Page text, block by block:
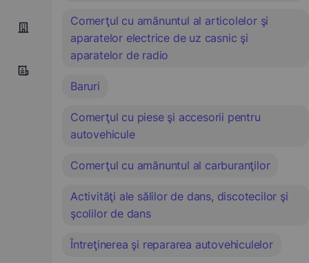
Comerţul cu amănuntul al articolelor şi
aparatelor electrice de uz casnic şi
aparatelor de radio
Baruri
Comerţul cu piese şi accesorii pentru
autovehicule
Comerţul cu amănuntul al carburanţilor
Activităţi ale sălilor de dans, discotecilor şi
şcolilor de dans
Întreţinerea şi repararea autovehiculelor